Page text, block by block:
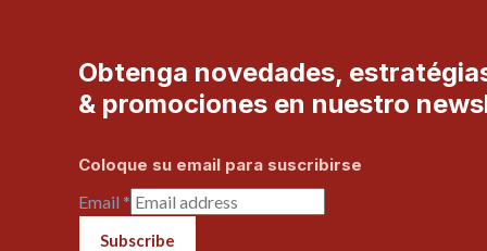
Obtenga novedades,
& promociones en nuestro
Coloque su email para suscribirse
Email *
Subscribe